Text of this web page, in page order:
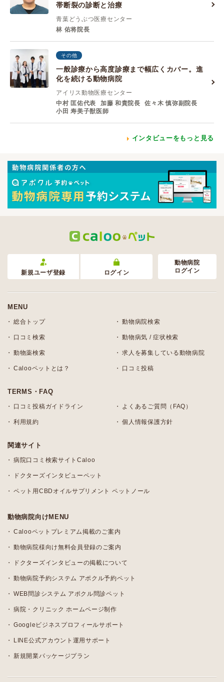
帯断裂の診断と治療
青葉どうぶつ医療センター
林 佑将院長
その他
一般診療から高度診療まで幅広くカバー。進
化を続ける動物病院
アイリス動物医療センター
中村 匡佑代表
加藤 和貴院⻑
佐々⽊ 慎弥副院⻑
⼩⽥ 寿美⼦獣医師
インタビューをもっと見る
新規ユーザ登録 ログイン
動物病院
ログイン
MENU
総合トップ 動物病院検索
口コミ検索 動物病気 / 症状検索
動物薬検索 求人を募集している動物病院
Calooペットとは？ 口コミ投稿
TERMS・FAQ
口コミ投稿ガイドライン よくあるご質問（FAQ）
利用規約 個人情報保護方針
関連サイト
病院口コミ検索サイトCaloo
ドクターズインタビューペット
ペット用CBDオイルサプリメント ペットノール
動物病院向けMENU
Calooペットプレミアム掲載のご案内
動物病院様向け無料会員登録のご案内
ドクターズインタビューの掲載について
動物病院予約システム アポクル予約ペット
WEB問診システム アポクル問診ペット
病院・クリニック ホームページ制作
Googleビジネスプロフィールサポート
LINE公式アカウント運用サポート
新規開業パッケージプラン